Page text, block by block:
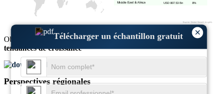
×
Télécharger un échantillon gratuit
8%
USD 807.53 Bn
Obtenez des informations complètes sur lataille du marché
et les
tendances de croissance
Télécharger un échantillon gratuit
Perspectives régionales